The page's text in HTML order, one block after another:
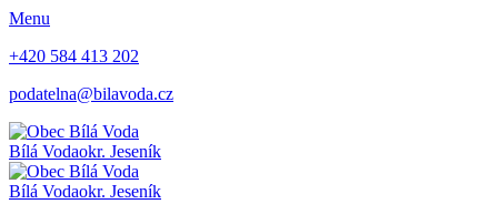
Menu
+420 584 413 202
podatelna@bilavoda.cz
Bílá Vodaokr. Jeseník
Bílá Vodaokr. Jeseník